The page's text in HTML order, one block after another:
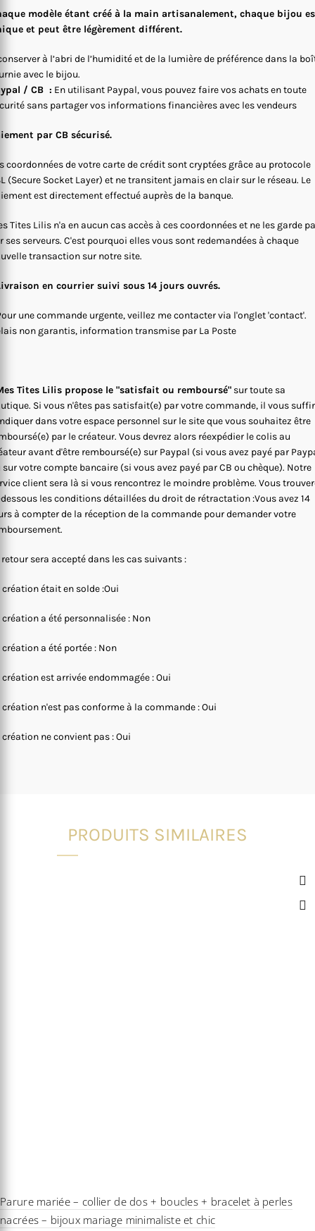
modèle étant créé à la main artisanalement, chaque bijou
et peut être légèrement différent.
à l’abri de l’humidité et de la lumière de préférence dans la
avec le bijou.
/ CB : En utilisant Paypal, vous pouvez faire vos achats en toute
sans partager vos informations financières avec les vendeurs
par CB sécurisé.
coordonnées de votre carte de crédit sont cryptées grâce au protocole
(Secure Socket Layer) et ne transitent jamais en clair sur le réseau. Le
est directement effectué auprès de la banque.
Tites Lilis n'a en aucun cas accès à ces coordonnées et ne les garde
ses serveurs. C'est pourquoi elles vous sont redemandées à chaque
transaction sur notre site.
en courrier suivi sous 14 jours ouvrés.
une commande urgente, veillez me contacter via l'onglet 'contact'.
non garantis, information transmise par La Poste
Tites Lilis propose le "satisfait ou remboursé" sur toute sa
Si vous n'êtes pas satisfait(e) par votre commande, il vous
dans votre espace personnel sur le site que vous souhaitez être
par le créateur. Vous devrez alors réexpédier le colis au
avant d'être remboursé(e) sur Paypal (si vous avez payé par
sur votre compte bancaire (si vous avez payé par CB ou chèque). Notre
client sera là si vous rencontrez le moindre problème. Vous
les conditions détaillées du droit de rétractation :Vous avez 14
à compter de la réception de la commande pour demander votre
retour sera accepté dans les cas suivants :
création était en solde :Oui
création a été personnalisée : Non
création a été portée : Non
création est arrivée endommagée : Oui
création n'est pas conforme à la commande : Oui
création ne convient pas : Oui
PRODUITS SIMILAIRES
Parure mariée – collier de dos + boucles + bracelet à perles
nacrées – bijoux mariage minimaliste et chic